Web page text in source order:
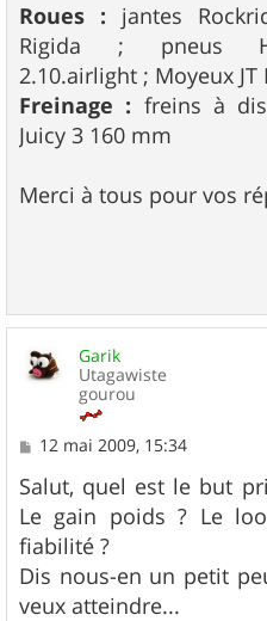
Roues : jantes
Rigida ; pneus
2.10.airlight ; Moyeux JT
Freinage : freins à
Juicy 3 160 mm
Merci à tous pour vos
Garik
Utagawiste
gourou
M
s
s
a
g
e
12 mai 2009, 15:34
Salut, quel est le but
Le gain poids ? Le
fiabilité ?
Dis nous-en un petit
veux atteindre...